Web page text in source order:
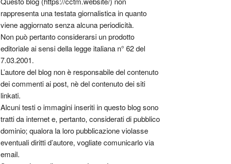
rappresenta una testata giornalistica in quanto
viene aggiornato senza alcuna periodicità.
Non può pertanto considerarsi un prodotto
editoriale ai sensi della legge italiana n° 62 del
7.03.2001.
L’autore del blog non è responsabile del contenuto
dei commenti ai post, nè del contenuto dei siti
linkati.
Alcuni testi o immagini inseriti in questo blog sono
tratti da internet e, pertanto, considerati di pubblico
dominio; qualora la loro pubblicazione violasse
eventuali diritti d’autore, vogliate comunicarlo via
email.